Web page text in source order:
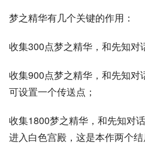
梦之精华有几个关键的作用：
收集300点梦之精华，和先知对
收集900点梦之精华，和先知对
可设置一个传送点；
收集1800梦之精华，和先知对
进入白色宫殿，这是本作两个结